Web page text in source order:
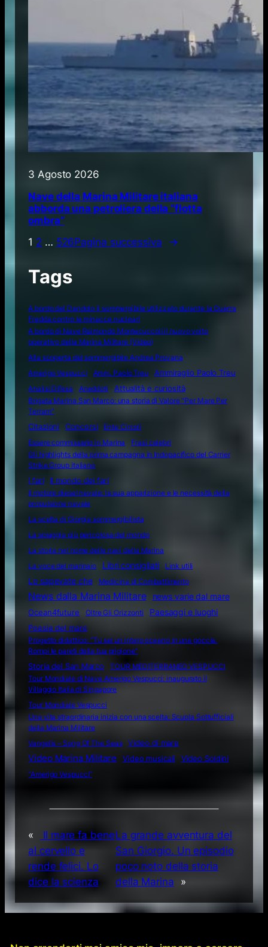
3 Agosto 2026
Nave della Marina Militare italiana
abborda una petroliera della “flotta
ombra”
1 2 … 526Pagina successiva →
Tags
A bordo del Dandolo il sommergibile utilizzato durante la Guerra
Fredda contro le minacce nucleari
A bordo di Nave Raimondo Montecuccoli il nuovo volto
operativo della Marina Militare (Video)
Alla scoperta del sommergibile Andrea Provana
Amerigo Vespucci
Amm. Paolo Treu
Ammiraglio Paolo Treu
Analisi Difesa
Aneddoti Attualità e curiosità
Brigata Marina San Marco: una storia di Valore "Per Mare Per
Terram"
Citazioni
Concorsi
Ente Circoli
Essere commissario in Marina
Frasi celebri
Gli highlights della prima campagna in Indopacifico del Carrier
Strike Group italiano
I fari
Il mondo dei fari
Il motore diesel navale: la sua apparizione e le necessità della
propulsione navale
La scelta di Giorgia sommergibilista
La spiaggia più pericolosa del mondo
La storia nel nome delle navi della Marina
La voce del marinaio
Libri consigliati Link utili
Lo sapevate che Medicina di Combattimento
News dalla Marina Militare
news varie dal mare
Ocean4future
Oltre Gli Orizzonti
Paesaggi e luoghi
Poesie del mare
Progetto didattico: “Tu sei un intero oceano in una goccia.
Rompi le pareti della tua prigione”
Storia del San Marco
TOUR MEDITERRANEO VESPUCCI
Tour Mondiale di Nave Amerigo Vespucci: inaugurato il
Villaggio Italia di Singapore
Tour Mondiale Vespucci
Una vita straordinaria inizia con una scelta: Scuola Sottufficiali
della Marina Militare
Vangelis – Song Of The Seas
Video di mare
Video Marina Militare Video musicali
Video Soldini
“Amerigo Vespucci”
«
Il mare fa bene
al cervello e
rende felici. Lo
dice la scienza
La grande avventura del
San Giorgio. Un episodio
poco noto della storia
della Marina
»